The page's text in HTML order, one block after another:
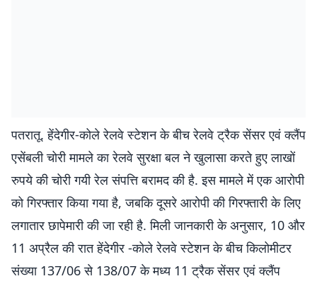
पतरातू. हेंदेगीर-कोले रेलवे स्टेशन के बीच रेलवे ट्रैक सेंसर एवं क्लैंप
एसेंबली चोरी मामले का रेलवे सुरक्षा बल ने खुलासा करते हुए लाखों
रुपये की चोरी गयी रेल संपत्ति बरामद की है. इस मामले में एक आरोपी
को गिरफ्तार किया गया है, जबकि दूसरे आरोपी की गिरफ्तारी के लिए
लगातार छापेमारी की जा रही है. मिली जानकारी के अनुसार, 10 और
11 अप्रैल की रात हेंदेगीर -कोले रेलवे स्टेशन के बीच किलोमीटर
संख्या 137/06 से 138/07 के मध्य 11 ट्रैक सेंसर एवं क्लैंप